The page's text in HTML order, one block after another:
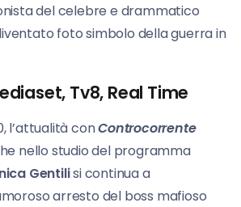
del celebre e drammatico
foto simbolo della guerra in
Tv8, Real Time
l’attualità conControcorrente
nello studio del programma
Gentilisi continua a
arresto del boss mafioso